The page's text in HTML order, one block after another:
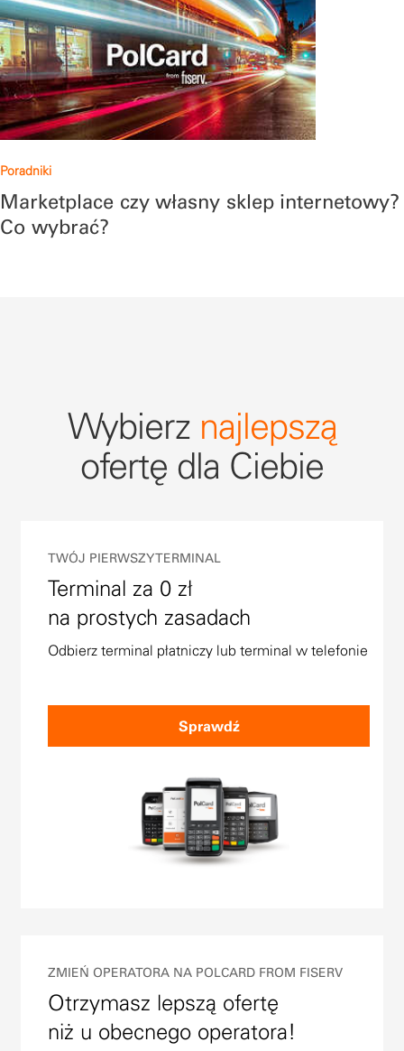
Poradniki
Marketplace czy własny sklep internetowy?
Co wybrać?
Wybierz najlepszą
ofertę dla Ciebie
TWÓJ PIERWSZY TERMINAL
Terminal za 0 zł
na prostych zasadach
Odbierz terminal płatniczy lub terminal w telefonie
Sprawdź
ZMIEŃ OPERATORA NA POLCARD FROM FISERV
Otrzymasz lepszą ofertę
niż u obecnego operatora!